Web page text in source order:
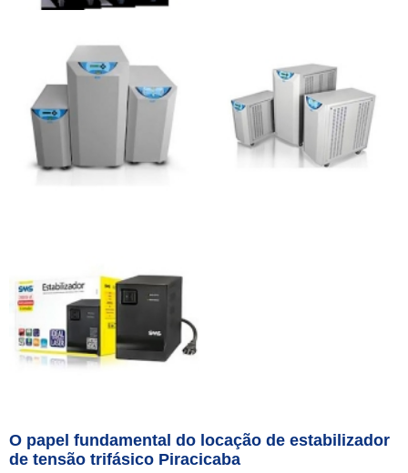
O papel fundamental do locação de estabilizador
de tensão trifásico Piracicaba